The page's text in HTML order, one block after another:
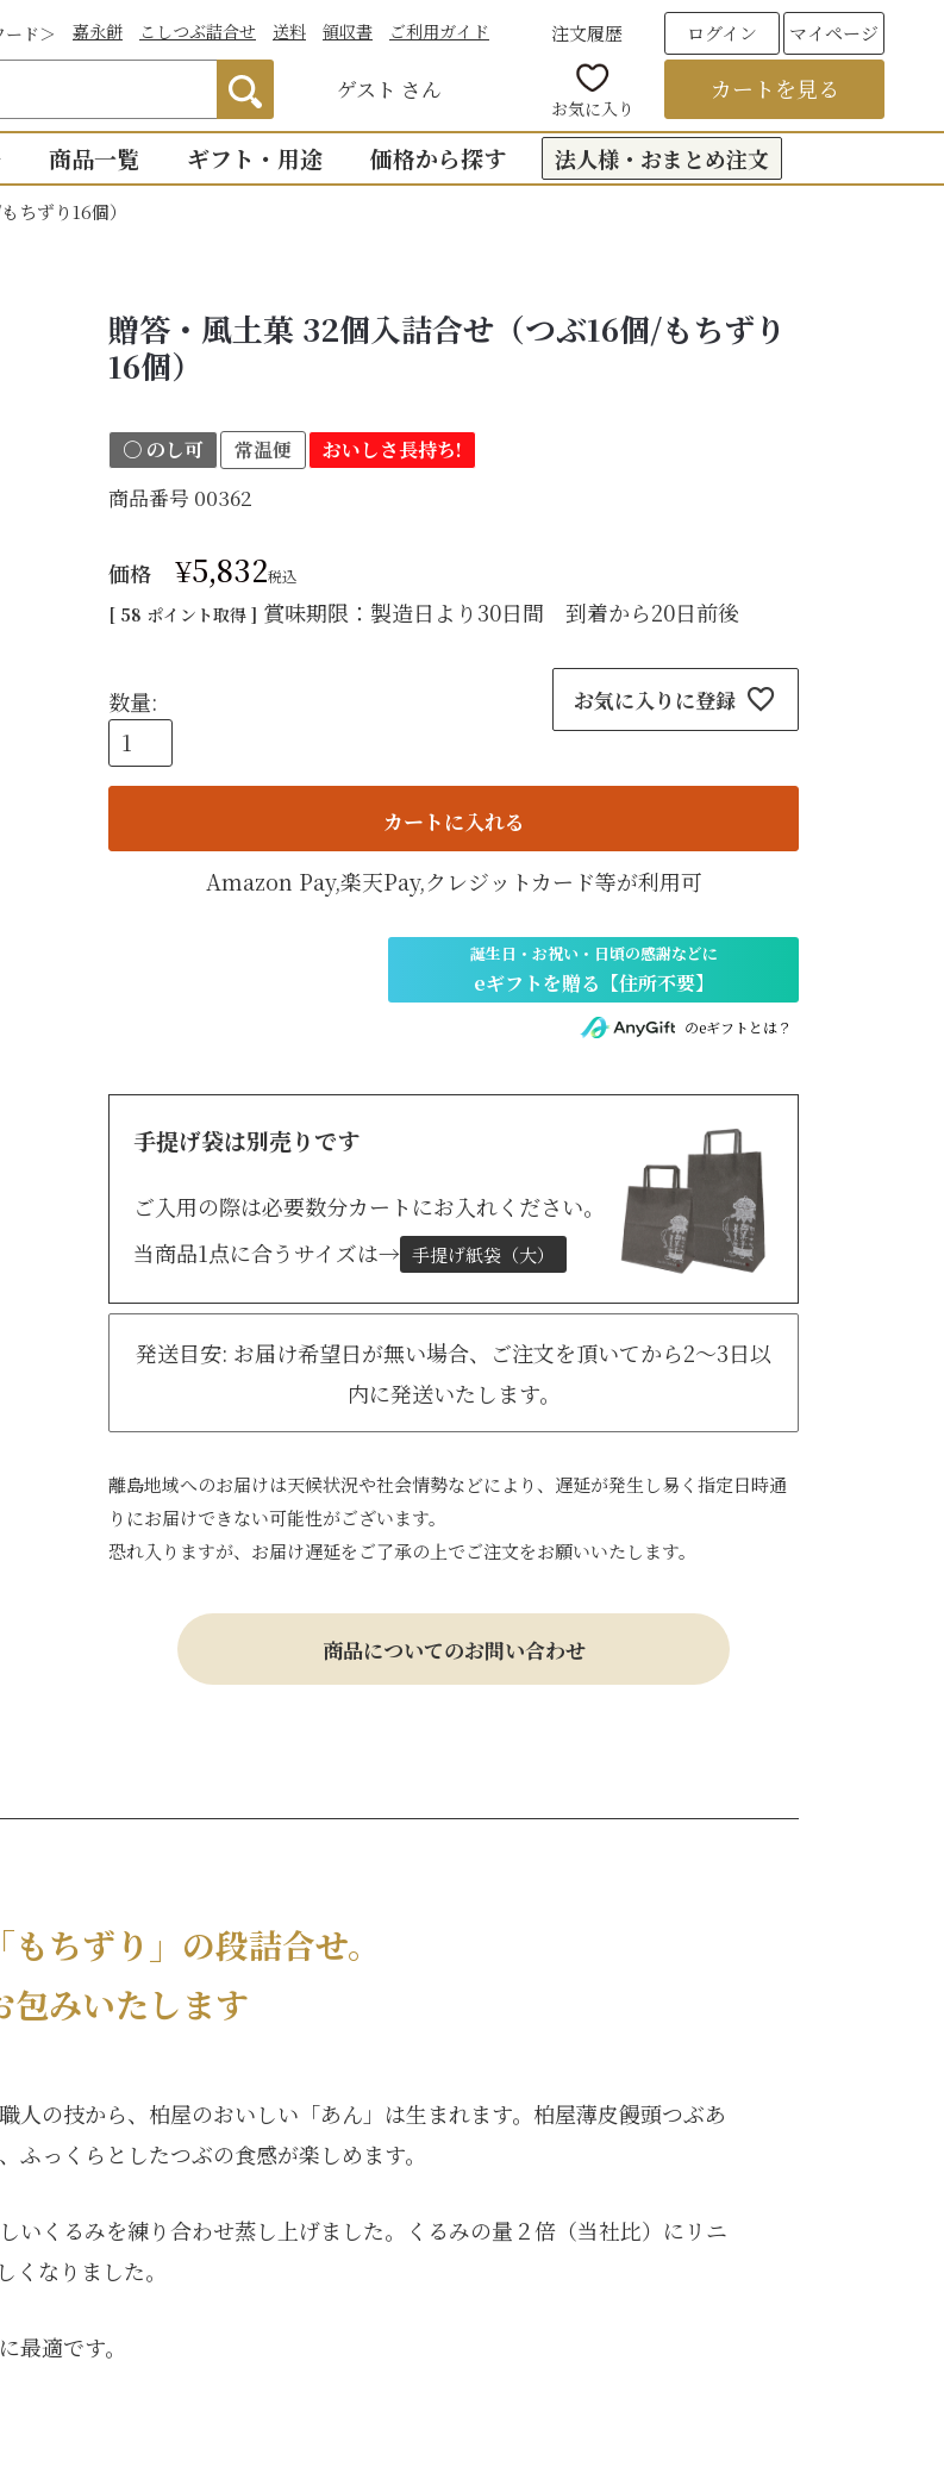
ド＞ 嘉永餅 こしつぶ詰合せ 送料 領収書 ご利用ガイド
ゲスト さん
注文履歴 ログイン マイページ
お気に入り
カートを見る
皮
こし・つぶ1個ずつ
詰合せ16個入
こし・つぶ各8個
商品一覧
わかりやすい説
全商品一覧
ギフト・用途
お祝い
出産祝い
誕生日・長寿のお祝い
法事・法要のお返し（引き出物）
手土産
eギフト
価格から探す
3,000円台の贈りもの
5,000円台の贈りもの
法人様・おまとめ注文
ちずり16個）
贈答・風土菓 32個入詰合せ（つぶ16個/もちずり
16個）
〇 のし可 常温便 おいしさ長持ち!
商品番号 00362
価格 ¥5,832税込
[ 58 ポイント取得 ] 賞味期限：製造日より30日間 到着から20日前後
お気に入りに登録
カートに入れる
Amazon Pay,楽天Pay,クレジットカード等が利用可
のeギフトとは？
手提げ袋は別売りです
ご入用の際は必要数分カートにお入れください。
当商品1点に合うサイズは→ 手提げ紙袋（大）
発送目安: お届け希望日が無い場合、ご注文を頂いてから2～3日以
内に発送いたします。
離島地域へのお届けは天候状況や社会情勢などにより、遅延が発生し易く指定日時通
りにお届けできない可能性がございます。
恐れ入りますが、お届け遅延をご了承の上でご注文をお願いいたします。
商品についてのお問い合わせ
ちずり」の段詰合せ。
包みいたします
人の技から、柏屋のおいしい「あん」は生まれます。柏屋薄皮饅頭つぶあ
っくらとしたつぶの食感が楽しめます。
いくるみを練り合わせ蒸し上げました。くるみの量２倍（当社比）にリニ
なりました。
最適です。